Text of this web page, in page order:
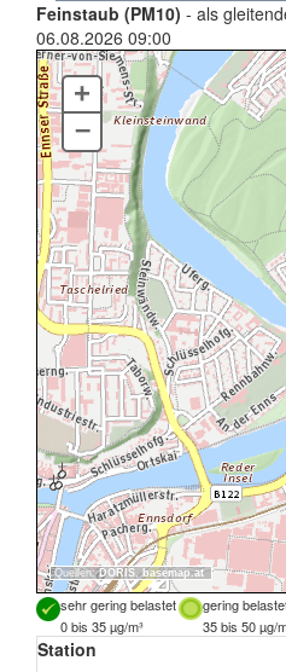
Feinstaub (PM10) - als
06.08.2026 09:00
Quellen:DORIS, basemap.at
+
–
sehr gering belastet gering
0 bis 35 µg/m³
35 bis 50 µg/
Station